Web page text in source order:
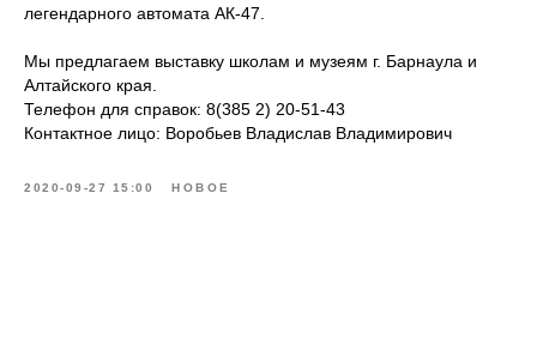
легендарного автомата АК-47.
Мы предлагаем выставку школам и музеям г. Барнаула и
Алтайского края.
Телефон для справок: 8(385 2) 20-51-43
Контактное лицо: Воробьев Владислав Владимирович
2020-09-27 15:00 НОВОЕ